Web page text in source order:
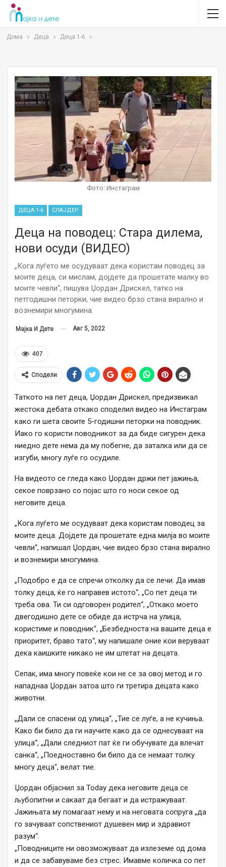
Дома Деца Деца 1-6
Фото: Инстаграм
ДЕЦА 1-6 СЛАЈДЕР
Деца на поводец: Стара дилема,
нови осуди (ВИДЕО)
„Кога луѓето ме осудуваат дека користам поводец за
моите деца, си мислам, дојдете да прошетате малку во
моите чевли“, пишува Џордан Дрискел, татко на
петгодишни петорки, чие видео брзо стана вирално и
вознемири многумина.
Мајка И Дете Авг 5, 2022
407
Сподели
Таткото на пет деца, Џордан Дрискел, предизвикал
жестока дебата откако споделил видео на Инстаграм
како ги шета своите 5-годишни петорки на поводник.
Иако го користи поводникот за да биде сигурен дека
ниедно дете нема да му побегне, да заталка или да се
изгуби, многу луѓе го осудиле.
На видеото се гледа како Џордан држи пет јажиња,
секое поврзано со појас што го носи секое од
неговите деца.
„Кога луѓето ме осудуваат дека користам поводец за
моите деца. Дојдете да прошетате една милја во моите
чевли“, напишал Џордан, чие видео брзо стана вирално
и вознемири многумина.
„Подобро е да се спречи отколку да се лечи. Да имав
толку деца, ќе го направев истото“, „Со пет деца ти
треба ова. Ти си одговорен родител“, „Откако моето
двегодишно дете се обиде да истрча на улица,
користиме и поводник“, „Безбедноста на вашите деца е
приоритет, браво тато“, му напишале оние кои веруваат
дека каишките никако не им штетат на децата.
Сепак, има многу повеќе кои не се за овој метод и го
нападнаа Џордан затоа што ги третира децата како
животни.
„Дали се спасени од улица“, „Тие се луѓе, а не кучиња.
Како би било да ги научите како да се однесуваат на
улица“, „Дали следниот пат ќе ги обучувате да влечат
санка“, „Поедноставно би било да се немаат толку
многу деца“, велат тие.
Џордан објаснил за Today дека неговите деца се
љубопитни и сакаат да бегаат и да истражуваат.
Јажињата му помагаат нему и на неговата сопруга „да
го зачуваат сопствениот душевен мир и здравиот
разум“.
„Поводниците ни овозможуваат да излеземе од дома
и да се забавуваме без стрес. Имавме количка со пет